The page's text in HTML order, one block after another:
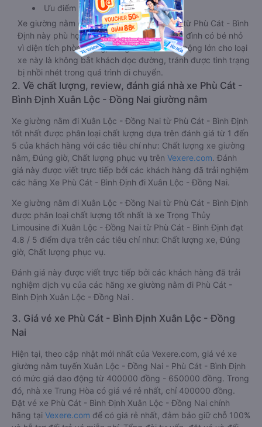
có thiết kế ổ cắm sạc đa năng nguồn điện 220v cực tiện lợi.
Hành khách có thể sạc điện thoại, sạc laptop, sạc ipad nếu
cần.
Ưu điểm
Xe giường nằm đôi đi Xuân Lộc - Đồng Nai từ Phù Cát - Bình
Định này phù hợp cho các cặp đôi hoặc gia đình có bé nhỏ
vì diện tích phòng rộng, riêng tư. Một điểm cộng lớn cho loại
xe này là không bắt khách dọc đường, tránh được tình trạng
2. Về chất lượng, review, đánh giá nhà xe Phù Cát -
Bình Định Xuân Lộc - Đồng Nai giường nằm
Xe giường nằm đi Xuân Lộc - Đồng Nai từ Phù Cát - Bình Định
tốt nhất được phân loại chất lượng dựa trên đánh giá từ 1 đến
5 của khách hàng với các tiêu chí như: Chất lượng xe giường
nằm, Đúng giờ, Chất lượng phục vụ trênVexere.com . Đánh
giá này được viết trực tiếp bởi các khách hàng đã trải nghiệm
các hãng Xe Phù Cát - Bình Định đi Xuân Lộc - Đồng Nai.
Xe giường nằm đi Xuân Lộc - Đồng Nai từ Phù Cát - Bình Định
được phân loại chất lượng tốt nhất là xe Trọng Thủy
Limousine đi Xuân Lộc - Đồng Nai từ Phù Cát - Bình Định đạt
4.8 / 5 điểm dựa trên các tiêu chí như: Chất lượng xe, Đúng
giờ, Chất lượng phục vụ.
Đánh giá này được viết trực tiếp bởi các khách hàng đã trải
nghiệm dịch vụ của các hãng xe giường nằm đi Phù Cát -
Bình Định Xuân Lộc - Đồng Nai .
3. Giá vé xe Phù Cát - Bình Định Xuân Lộc - Đồng
Nai
Hiện tại, theo cập nhật mới nhất của Vexere.com, giá vé xe
giường nằm tuyến Xuân Lộc - Đồng Nai - Phù Cát - Bình Định
có mức giá dao động từ 400000 đồng - 650000 đồng. Trong